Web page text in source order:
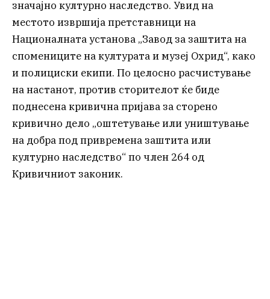
значајно културно наследство. Увид на
местото извршија претставници на
Националната установа „Завод за заштита на
спомениците на културата и музеј Охрид“, како
и полициски екипи. По целосно расчистување
на настанот, против сторителот ќе биде
поднесена кривична пријава за сторено
кривично дело „оштетување или уништување
на добра под привремена заштита или
културно наследство“ по член 264 од
Кривичниот законик.